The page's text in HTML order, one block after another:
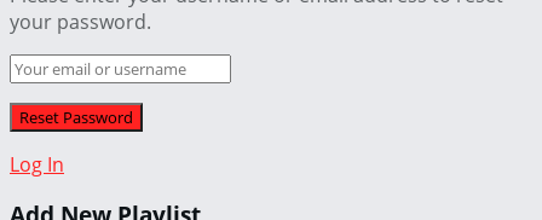
your password.
Log In